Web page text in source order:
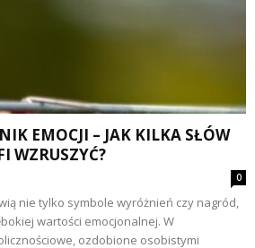
EMOCJI – JAK KILKA SŁÓW
WZRUSZYĆ?
0
nie tylko symbole wyróżnień czy nagród,
wartości emocjonalnej. W
ozdobione osobistymi